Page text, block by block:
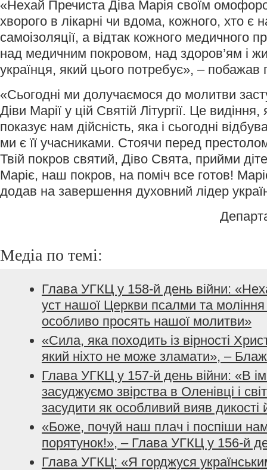
«Нехай Пречиста Діва Марія своїм
хворого в лікарні чи вдома, кожного, хто є
самоізоляції, а відтак кожного медичного
над медичним покровом, над здоров’ям і
українця, який цього потребує», – побажав
«Сьогодні ми долучаємося до молитви
Діви Марії у цій Святій Літургії. Це
показує нам дійсність, яка і сьогодні
ми є її учасниками. Стоячи перед
Твій покров святий, Діво Свята, прийми
Маріє, наш покров, на поміч все готов!
додав на завершення духовний лідер
Медіа по темі:
Глава УГКЦ у 158-й день війни:
уст нашої Церкви псалми та моління
особливо просять нашої молитви»
«Сила, яка походить із вірності
який ніхто не може зламати», –
Глава УГКЦ у 157-й день війни: «В
засуджуємо звірства в Оленівці і
засудити як особливий вияв дикості
«Боже, почуй наш плач і поспіши
порятунок!», – Глава УГКЦ у 156-й
Глава УГКЦ: «Я горджуся